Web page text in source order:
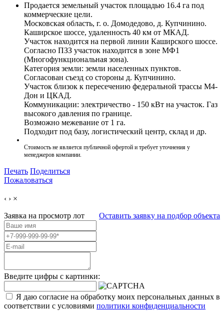
Продается земельный участок площадью 16.4 га под
коммерческие цели.
Московская область, г. о. Домодедово, д. Купчинино.
Каширское шоссе, удаленность 40 км от МКАД.
Участок находится на первой линии Каширского шоссе.
Согласно ПЗЗ участок находится в зоне МФ1
(Многофункциональная зона).
Категория земли: земли населенных пунктов.
Согласован съезд со стороны д. Купчинино.
Участок близок к пересечению федеральной трассы М4-
Дон и ЦКАД.
Коммуникации: электричество - 150 кВт на участок. Газ
высокого давления по границе.
Возможно межевание от 1 га.
Подходит под базу, логистический центр, склад и др.
Стоимость не является публичной офертой и требует уточнения у
менеджеров компании.
Печать Поделиться
Пожаловаться
‹ › ×
Оставить заявку на подбор объекта
Заявка на просмотр лот
Введите цифры с картинки:
Я даю согласие на обработку моих персональных данных в
соответствии с условиями политики конфиденциальности